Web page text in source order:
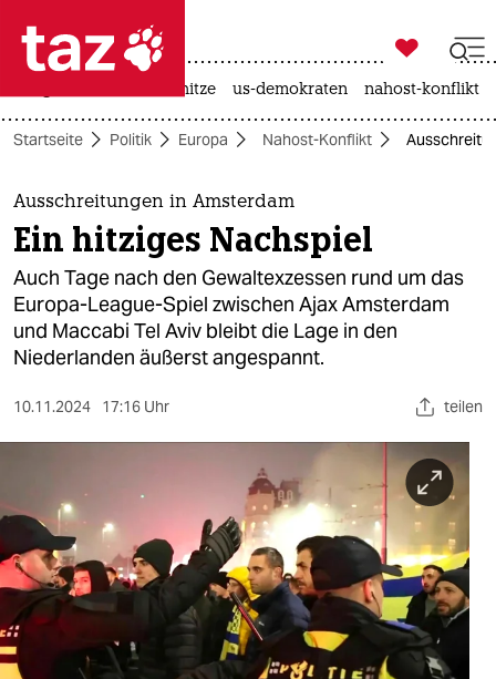
 taz zahl ich
taz zahl ich
themen
politik
öko
gesellschaft
kultur
sport
berlin
nord
wahrheit
verlag

taz zahl ich
hitze us-demokraten nahost-konflikt
Startseite Politik Europa Nahost-Konflikt
Ausschreitungen in Amsterdam
Ein hitziges Nachspiel
Auch Tage nach den Gewaltexzessen rund um das
Europa-League-Spiel zwischen Ajax Amsterdam
und Maccabi Tel Aviv bleibt die Lage in den
Niederlanden äußerst angespannt.
10.11.2024 17:16 Uhr teilen